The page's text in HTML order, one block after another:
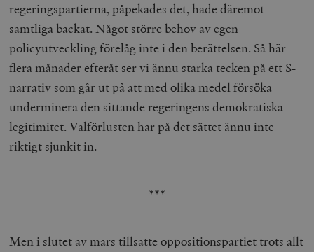
regeringspartierna, påpekades det, hade däremot
samtliga backat. Något större behov av egen
policyutveckling förelåg inte i den berättelsen. Så här
flera månader efteråt ser vi ännu starka tecken på ett S-
narrativ som går ut på att med olika medel försöka
underminera den sittande regeringens demokratiska
legitimitet. Valförlusten har på det sättet ännu inte
riktigt sjunkit in.
***
Men i slutet av mars tillsatte oppositionspartiet trots allt